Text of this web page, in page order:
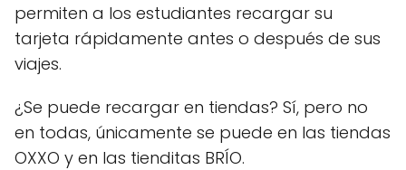
permiten a los estudiantes recargar su
tarjeta rápidamente antes o después de sus
viajes.
¿Se puede recargar en tiendas? Sí, pero no
en todas, únicamente se puede en las tiendas
OXXO y en las tienditas BRÍO.